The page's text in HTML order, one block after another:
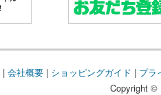
| 会社概要| ショッピングガイド | プラ
Copyright ©